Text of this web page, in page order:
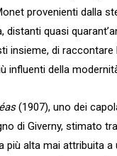
provenienti dalla
distanti quasi
insieme, di raccontare
influenti della
(1907), uno dei
di Giverny, stimato
alta mai attribuita a